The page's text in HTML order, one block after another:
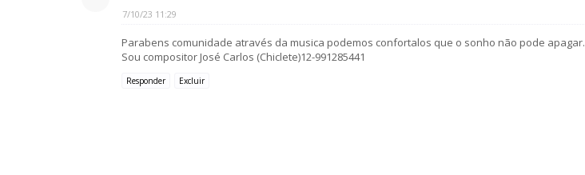
7/10/23 11:29
Parabens comunidade através da musica podemos confortalos que o sonho não pode apagar.
Sou compositor José Carlos (Chiclete)12-991285441
Responder Excluir